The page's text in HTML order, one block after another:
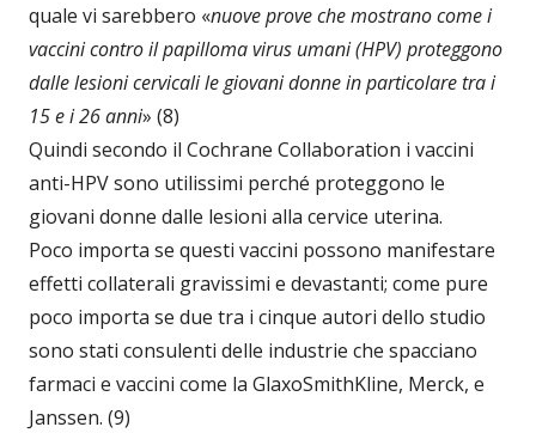
quale vi sarebbero «nuove prove che mostrano come i
vaccini contro il papilloma virus umani (HPV) proteggono
dalle lesioni cervicali le giovani donne in particolare tra i
15 e i 26 anni» (8)
Quindi secondo il Cochrane Collaboration i vaccini
anti-HPV sono utilissimi perché proteggono le
giovani donne dalle lesioni alla cervice uterina.
Poco importa se questi vaccini possono manifestare
effetti collaterali gravissimi e devastanti; come pure
poco importa se due tra i cinque autori dello studio
sono stati consulenti delle industrie che spacciano
farmaci e vaccini come la GlaxoSmithKline, Merck, e
Janssen. (9)